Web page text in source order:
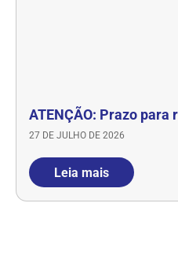
ATENÇÃO: Prazo
27 DE JULHO DE 2026
Leia mais